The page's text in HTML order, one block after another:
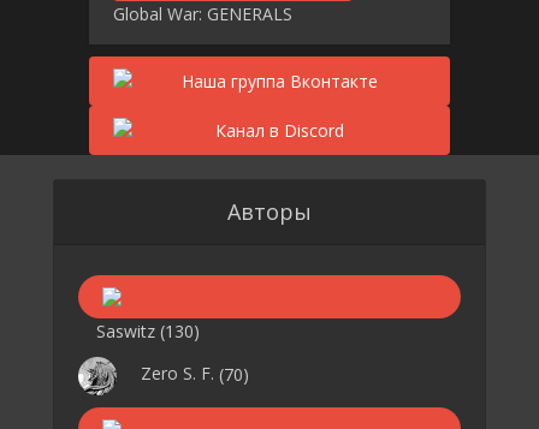
Global War: GENERALS
Авторы
Saswitz (130)
Zero S. F. (70)